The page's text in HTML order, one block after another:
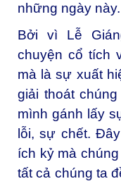
những ngày
Bởi vì Lễ
chuyện cổ tích
mà là sự xuất
giải thoát
mình gánh lấy
lỗi, sự chết.
ích kỷ mà
tất cả chúng ta